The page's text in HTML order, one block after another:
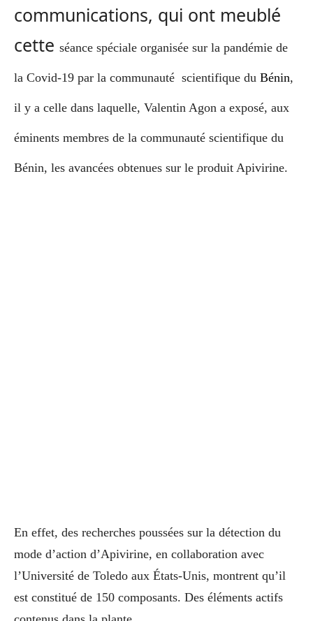
communications, qui ont meublé
cette séance spéciale organisée sur la pandémie de
la Covid-19 par la communauté scientifique du Bénin,
il y a celle dans laquelle, Valentin Agon a exposé, aux
éminents membres de la communauté scientifique du
Bénin, les avancées obtenues sur le produit Apivirine.
En effet, des recherches poussées sur la détection du
mode d’action d’Apivirine, en collaboration avec
l’Université de Toledo aux États-Unis, montrent qu’il
est constitué de 150 composants. Des éléments actifs